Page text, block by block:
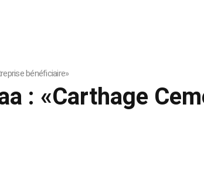
bénéficiaire»
: «Carthage